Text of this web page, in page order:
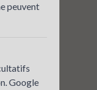
peuvent
Google